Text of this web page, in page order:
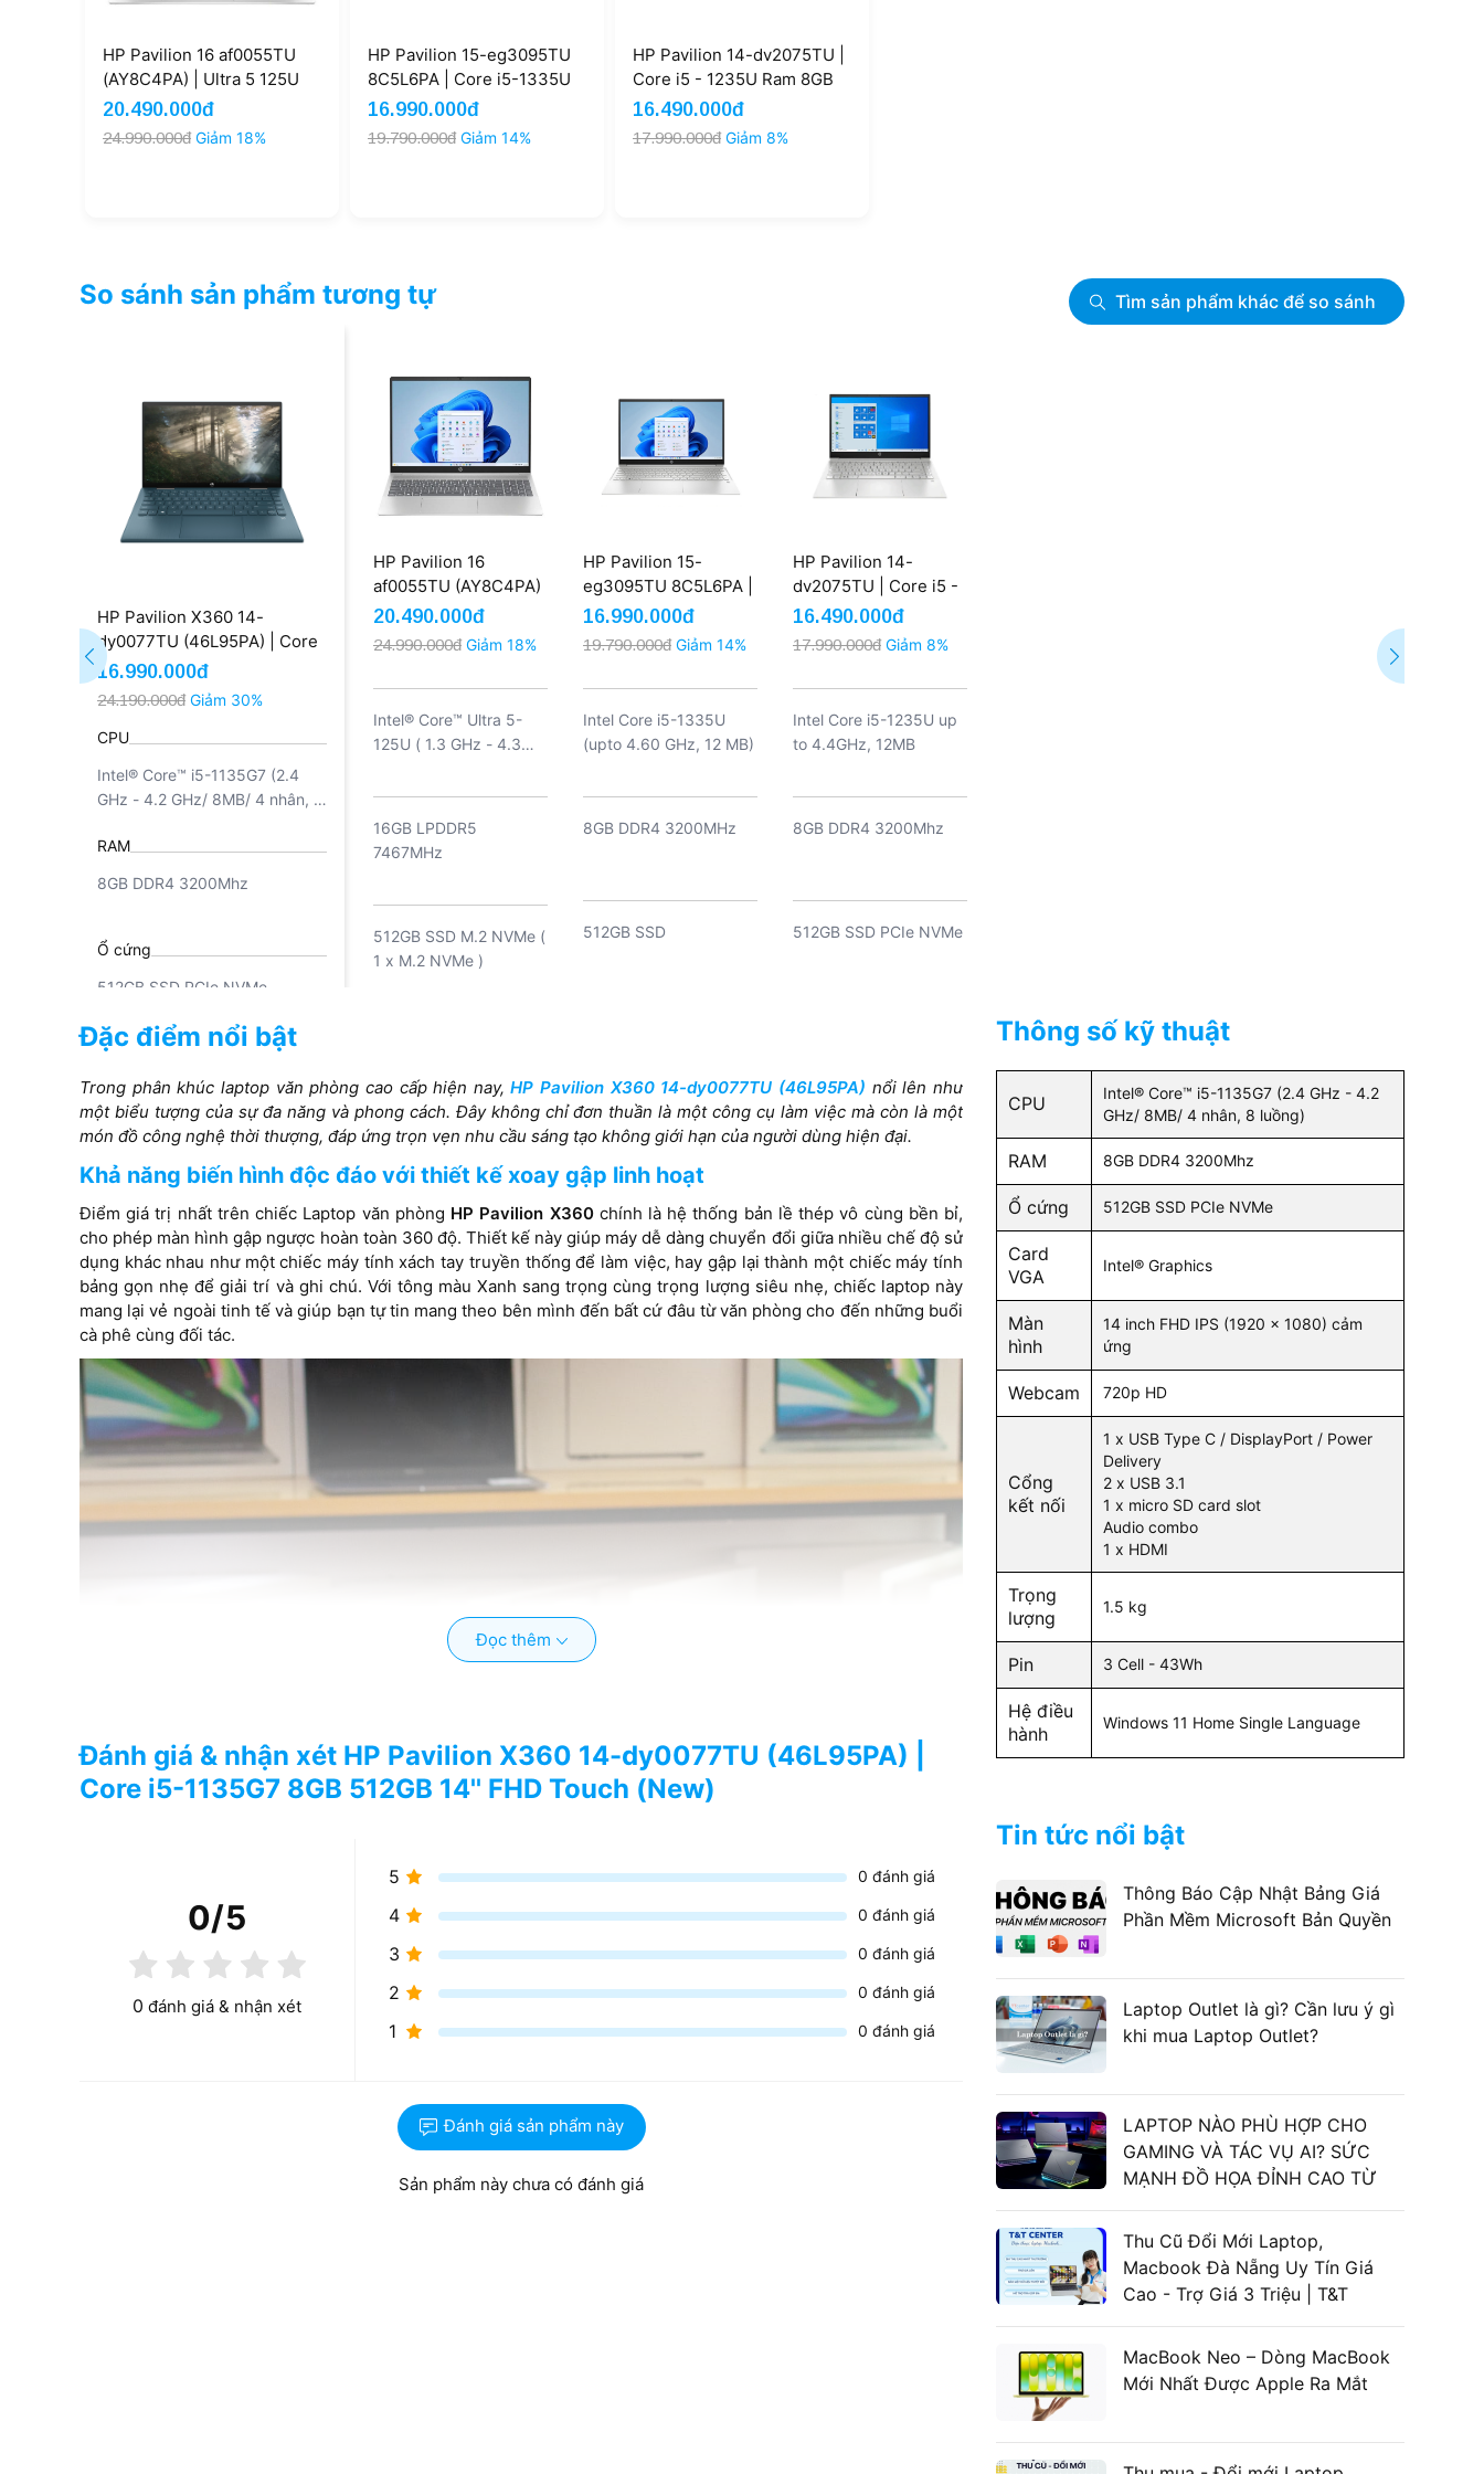
HP Pavilion 16 af0055TU
(AY8C4PA) | Ultra 5 125U
16GB 512GB 16'' FHD Win 11
Home SL + Office (New)
20.490.000đ
24.990.000đ Giảm 18%
HP Pavilion 15-eg3095TU
8C5L6PA | Core i5-1335U
Ram 8GB SSD 512GB
15.6inch FHD (New)
16.990.000đ
19.790.000đ Giảm 14%
HP Pavilion 14-dv2075TU |
Core i5 - 1235U Ram 8GB
SSD 512GB 14'' FHD (New)
16.490.000đ
17.990.000đ Giảm 8%
So sánh sản phẩm tương tự Tìm sản phẩm khác để so sánh
HP Pavilion X360 14-
dy0077TU (46L95PA) | Core
i5-1135G7 8GB 512GB 14''
FHD Touch (New)
16.990.000đ
24.190.000đ Giảm 30%
CPU
Intel® Core™ i5-1135G7 (2.4
GHz - 4.2 GHz/ 8MB/ 4 nhân, 8
RAM
8GB DDR4 3200Mhz
Ổ cứng
512GB SSD PCIe NVMe
Card VGA
Intel® Graphics
14 inch FHD IPS (1920 x 1080)
cảm ứng
HP Pavilion 16
af0055TU (AY8C4PA)
| Ultra 5 125U 16GB
512GB 16'' FHD Win 11
Home SL + Office
(New)
20.490.000đ
24.990.000đ Giảm 18%
Intel® Core™ Ultra 5-
125U ( 1.3 GHz - 4.3
14 luồng ), Intel AI
16GB LPDDR5
7467MHz
512GB SSD M.2 NVMe (
1 x M.2 NVMe )
16" FHD (1920 x 1200)
IPS , không cảm ứng ,
HP Pavilion 15-
eg3095TU 8C5L6PA |
Core i5-1335U Ram
8GB SSD 512GB
15.6inch FHD (New)
16.990.000đ
19.790.000đ Giảm 14%
Intel Core i5-1335U
(upto 4.60 GHz, 12 MB)
8GB DDR4 3200MHz
512GB SSD
15.6inch FHD
HP Pavilion 14-
dv2075TU | Core i5 -
1235U Ram 8GB SSD
512GB 14'' FHD (New)
16.490.000đ
17.990.000đ Giảm 8%
Intel Core i5-1235U up
to 4.4GHz, 12MB
8GB DDR4 3200Mhz
512GB SSD PCIe NVMe
14 inch FHD (1920 x
45% NTSC
Đặc điểm nổi bật
Trong phân khúc laptop văn phòng cao cấp hiện nay,HP Pavilion X360 14-dy0077TU (46L95PA) nổi lên như
một biểu tượng của sự đa năng và phong cách. Đây không chỉ đơn thuần là một công cụ làm việc mà còn là một
món đồ công nghệ thời thượng, đáp ứng trọn vẹn nhu cầu sáng tạo không giới hạn của người dùng hiện đại.
Khả năng biến hình độc đáo với thiết kế xoay gập linh hoạt
Điểm giá trị nhất trên chiếc Laptop văn phòng HP Pavilion X360chính là hệ thống bản lề thép vô cùng bền bỉ,
cho phép màn hình gập ngược hoàn toàn 360 độ. Thiết kế này giúp máy dễ dàng chuyển đổi giữa nhiều chế độ sử
dụng khác nhau như một chiếc máy tính xách tay truyền thống để làm việc, hay gập lại thành một chiếc máy tính
bảng gọn nhẹ để giải trí và ghi chú. Với tông màu Xanh sang trọng cùng trọng lượng siêu nhẹ, chiếc laptop này
mang lại vẻ ngoài tinh tế và giúp bạn tự tin mang theo bên mình đến bất cứ đâu từ văn phòng cho đến những buổi
cà phê cùng đối tác.
Đọc thêm
Thông số kỹ thuật
CPU
Intel® Core™ i5-1135G7 (2.4 GHz - 4.2
GHz/ 8MB/ 4 nhân, 8 luồng)
RAM 8GB DDR4 3200Mhz
Ổ cứng 512GB SSD PCIe NVMe
Card
VGA
Intel® Graphics
Màn
hình
14 inch FHD IPS (1920 x 1080) cảm
ứng
Webcam 720p HD
Cổng
kết nối
1 x USB Type C / DisplayPort / Power
Delivery
2 x USB 3.1
1 x micro SD card slot
Audio combo
1 x HDMI
Trọng
lượng
1.5 kg
Pin 3 Cell - 43Wh
Hệ điều
hành
Windows 11 Home Single Language
Đánh giá & nhận xét HP Pavilion X360 14-dy0077TU (46L95PA) |
Core i5-1135G7 8GB 512GB 14'' FHD Touch (New)
0/5
0 đánh giá & nhận xét
5 0 đánh giá
4 0 đánh giá
3 0 đánh giá
2 0 đánh giá
1 0 đánh giá
Đánh giá sản phẩm này
Sản phẩm này chưa có đánh giá
Tin tức nổi bật
Thông Báo Cập Nhật Bảng Giá
Phần Mềm Microsoft Bản Quyền
Laptop Outlet là gì? Cần lưu ý gì
khi mua Laptop Outlet?
LAPTOP NÀO PHÙ HỢP CHO
GAMING VÀ TÁC VỤ AI? SỨC
MẠNH ĐỒ HỌA ĐỈNH CAO TỪ
LAPTOP ASUS GAMING
Thu Cũ Đổi Mới Laptop,
Macbook Đà Nẵng Uy Tín Giá
Cao - Trợ Giá 3 Triệu | T&T
Center
MacBook Neo – Dòng MacBook
Mới Nhất Được Apple Ra Mắt